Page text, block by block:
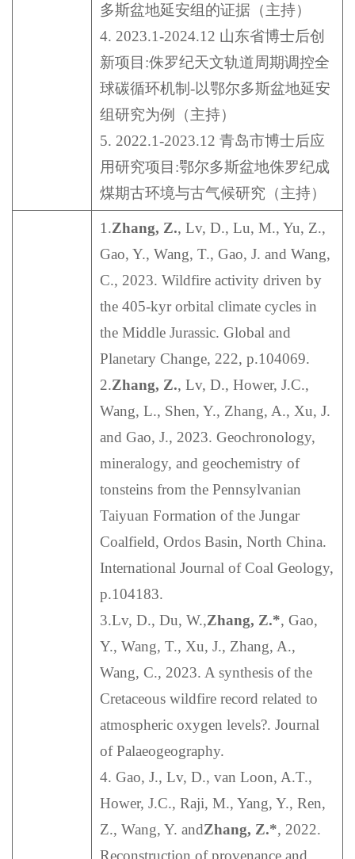
多斯盆地延安组的证据（主持）
4. 2023.1-2024.12 山东省博士后创
新项目:侏罗纪天文轨道周期调控全
球碳循环机制-以鄂尔多斯盆地延安
组研究为例（主持）
5. 2022.1-2023.12 青岛市博士后应
用研究项目:鄂尔多斯盆地侏罗纪成
煤期古环境与古气候研究（主持）
1.Zhang, Z., Lv, D., Lu, M., Yu, Z.,
Gao, Y., Wang, T., Gao, J. and Wang,
C., 2023. Wildfire activity driven by
the 405-kyr orbital climate cycles in
the Middle Jurassic. Global and
Planetary Change, 222, p.104069.
2.Zhang, Z., Lv, D., Hower, J.C.,
Wang, L., Shen, Y., Zhang, A., Xu, J.
and Gao, J., 2023. Geochronology,
mineralogy, and geochemistry of
tonsteins from the Pennsylvanian
Taiyuan Formation of the Jungar
Coalfield, Ordos Basin, North China.
International Journal of Coal Geology,
p.104183.
3.Lv, D., Du, W.,Zhang, Z.*, Gao,
Y., Wang, T., Xu, J., Zhang, A.,
Wang, C., 2023. A synthesis of the
Cretaceous wildfire record related to
atmospheric oxygen levels?. Journal
of Palaeogeography.
4. Gao, J., Lv, D., van Loon, A.T.,
Hower, J.C., Raji, M., Yang, Y., Ren,
Z., Wang, Y. andZhang, Z.*, 2022.
Reconstruction of provenance and